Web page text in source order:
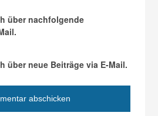
über nachfolgende
über neue Beiträge via E-Mail.